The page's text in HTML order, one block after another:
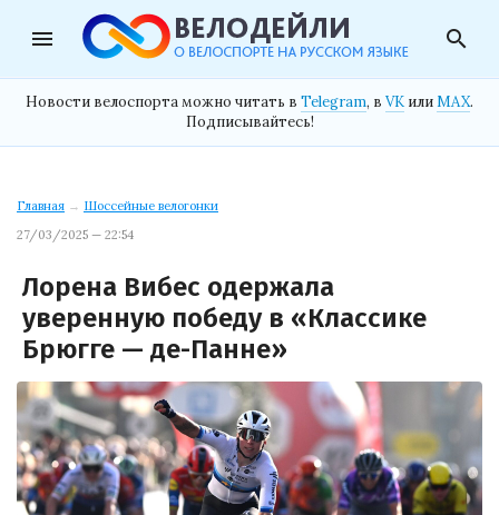
menu search
Новости велоспорта можно читать в Telegram, в VK илиMAX.
Подписывайтесь!
Главная → Шоссейные велогонки
27/03/2025 — 22:54
Лорена Вибес одержала
уверенную победу в «Классике
Брюгге — де-Панне»